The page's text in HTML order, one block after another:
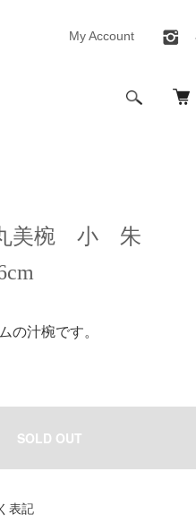
My Account
美椀 小 朱
の汁椀です。
SOLD OUT
表記